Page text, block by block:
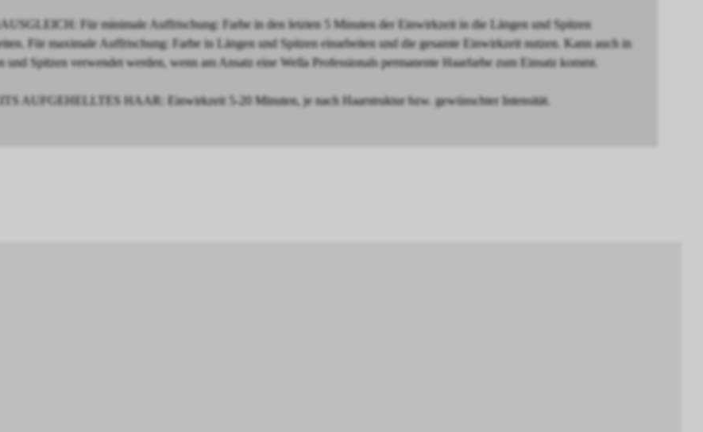
Für minimale Auffrischung: Farbe in den letzten 5 Minuten der Einwirkzeit in die Längen und Spitzen
Für maximale Auffrischung: Farbe in Längen und Spitzen einarbeiten und die gesamte Einwirkzeit nutzen. Kann auch in
und Spitzen verwendet werden, wenn am Ansatz eine Wella Professionals permanente Haarfarbe zum Einsatz kommt.
AUFGEHELLTES HAAR: Einwirkzeit 5-20 Minuten, je nach Haarstruktur bzw. gewünschter Intensität.